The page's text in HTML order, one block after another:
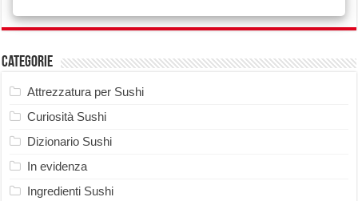
Categorie
Attrezzatura per Sushi
Curiosità Sushi
Dizionario Sushi
In evidenza
Ingredienti Sushi